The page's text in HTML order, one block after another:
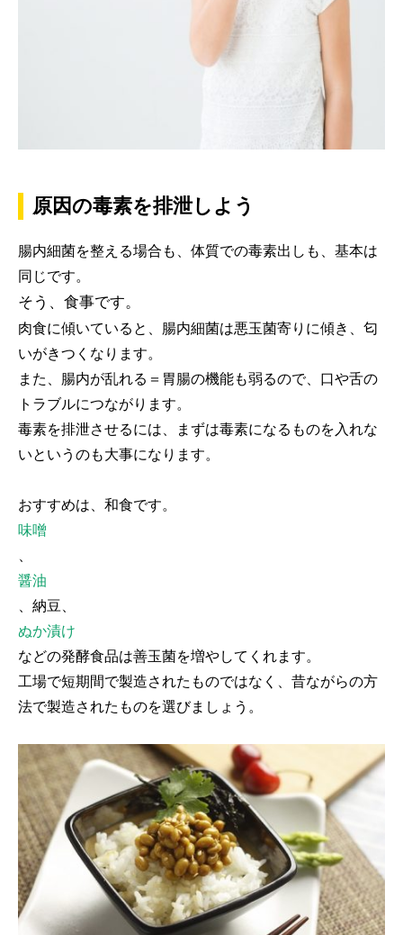
原因の毒素を排泄しよう
腸内細菌を整える場合も、体質での毒素出しも、基本は
同じです。
そう、食事です。
肉食に傾いていると、腸内細菌は悪玉菌寄りに傾き、匂
いがきつくなります。
また、腸内が乱れる＝胃腸の機能も弱るので、口や舌の
トラブルにつながります。
毒素を排泄させるには、まずは毒素になるものを入れな
いというのも大事になります。
おすすめは、和食です。
味噌
、
醤油
、納豆、
ぬか漬け
などの発酵食品は善玉菌を増やしてくれます。
工場で短期間で製造されたものではなく、昔ながらの方
法で製造されたものを選びましょう。